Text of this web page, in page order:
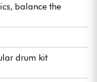
balance the
drum kit